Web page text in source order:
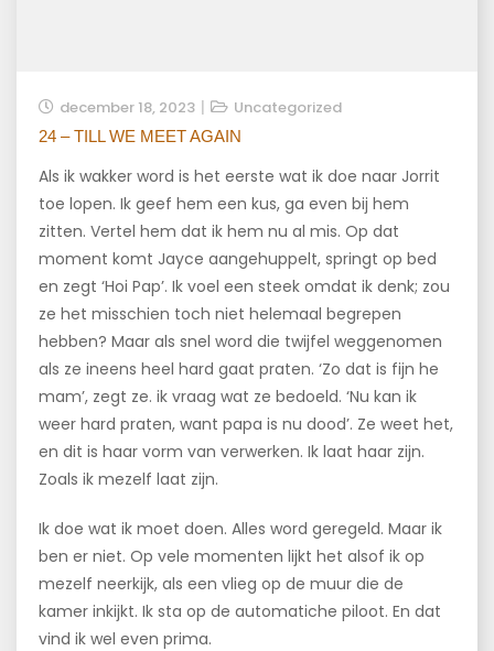
december 18, 2023 Uncategorized
24 – TILL WE MEET AGAIN
Als ik wakker word is het eerste wat ik doe naar Jorrit
toe lopen. Ik geef hem een kus, ga even bij hem
zitten. Vertel hem dat ik hem nu al mis. Op dat
moment komt Jayce aangehuppelt, springt op bed
en zegt ‘Hoi Pap’. Ik voel een steek omdat ik denk; zou
ze het misschien toch niet helemaal begrepen
hebben? Maar als snel word die twijfel weggenomen
als ze ineens heel hard gaat praten. ‘Zo dat is fijn he
mam’, zegt ze. ik vraag wat ze bedoeld. ‘Nu kan ik
weer hard praten, want papa is nu dood’. Ze weet het,
en dit is haar vorm van verwerken. Ik laat haar zijn.
Zoals ik mezelf laat zijn.
Ik doe wat ik moet doen. Alles word geregeld. Maar ik
ben er niet. Op vele momenten lijkt het alsof ik op
mezelf neerkijk, als een vlieg op de muur die de
kamer inkijkt. Ik sta op de automatiche piloot. En dat
vind ik wel even prima.